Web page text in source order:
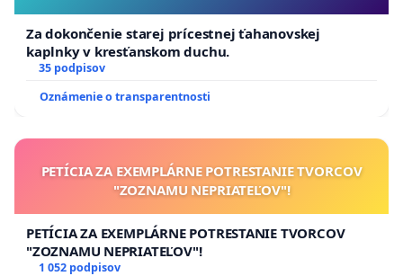
Za dokončenie starej prícestnej ťahanovskej
kaplnky v kresťanskom duchu.
35 podpisov
Oznámenie o transparentnosti
PETÍCIA ZA EXEMPLÁRNE POTRESTANIE TVORCOV
"ZOZNAMU NEPRIATEĽOV"!
PETÍCIA ZA EXEMPLÁRNE POTRESTANIE TVORCOV
"ZOZNAMU NEPRIATEĽOV"!
1 052 podpisov